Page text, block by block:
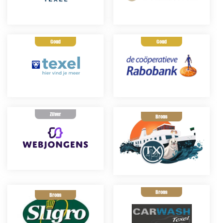
Goud Goud
Zilver Brons
Brons Brons